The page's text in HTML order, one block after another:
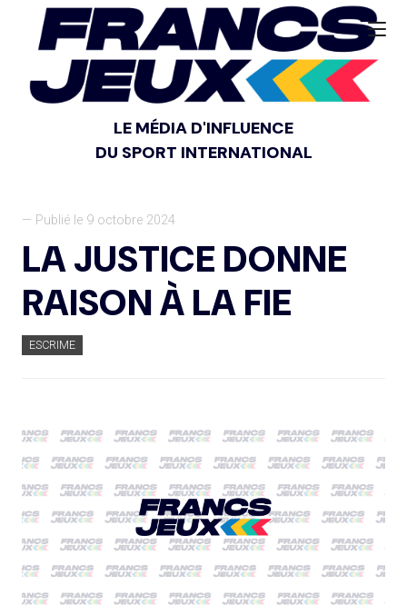
LE MÉDIA D'INFLUENCE
DU SPORT INTERNATIONAL
— Publié le 9 octobre 2024
LA JUSTICE DONNE
RAISON À LA FIE
ESCRIME